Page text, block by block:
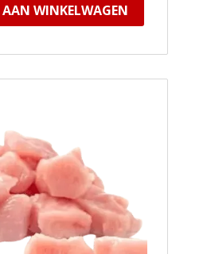
AAN WINKELWAGEN